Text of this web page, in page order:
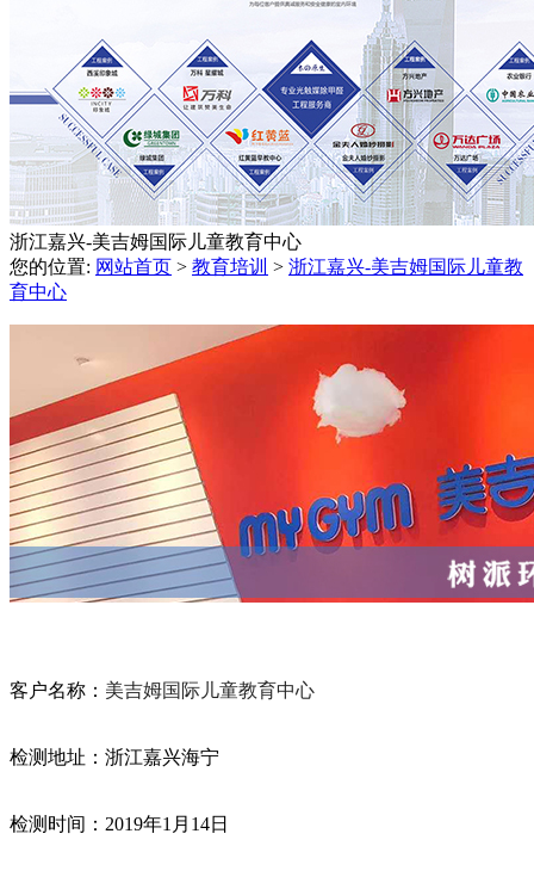
浙江嘉兴-美吉姆国际儿童教育中心
您的位置: 网站首页 > 教育培训 > 浙江嘉兴-美吉姆国际儿童教
育中心
客户名称： 美吉姆国际儿童教育中心
检测地址：浙江嘉兴海宁
检测时间：2019年1月14日